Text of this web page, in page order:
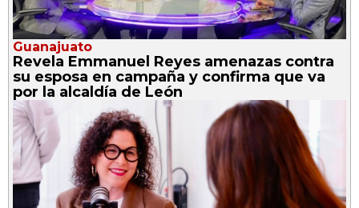
Guanajuato
Revela Emmanuel Reyes amenazas contra
su esposa en campaña y confirma que va
por la alcaldía de León